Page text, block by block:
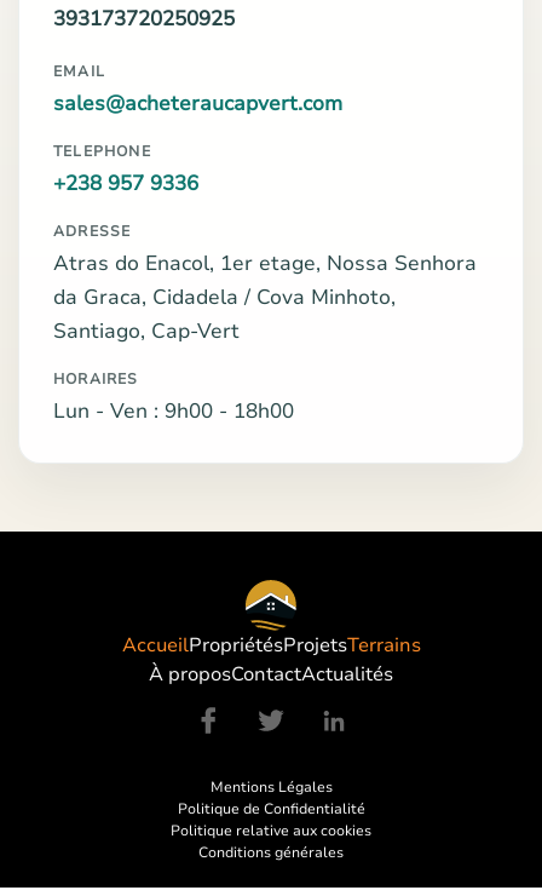
393173720250925
EMAIL
sales@acheteraucapvert.com
TELEPHONE
+238 957 9336
ADRESSE
Atras do Enacol, 1er etage, Nossa Senhora
da Graca, Cidadela / Cova Minhoto,
Santiago, Cap-Vert
HORAIRES
Lun - Ven : 9h00 - 18h00
AccueilPropriétésProjetsTerrains
À proposContactActualités
Mentions Légales
Politique de Confidentialité
Politique relative aux cookies
Conditions générales